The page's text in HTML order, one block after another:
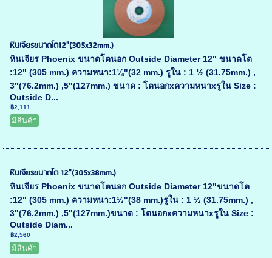
หินเจียรขนาดโต12"(305x32mm.)
หินเจียร Phoenix ขนาดโตนอก Outside Diameter 12" ขนาดโต
:12" (305 mm.) ความหนา:1¼"(32 mm.) รูใน : 1 ½ (31.75mm.) ,
3"(76.2mm.) ,5"(127mm.) ขนาด : โตนอกxความหนาxรูใน Size :
Outside D...
฿2,111
มีสินค้า
หินเจียรขนาดโต 12"(305x38mm.)
หินเจียร Phoenix ขนาดโตนอก Outside Diameter 12"ขนาดโต
:12" (305 mm.) ความหนา:1½"(38 mm.)รูใน : 1 ½ (31.75mm.) ,
3"(76.2mm.) ,5"(127mm.)ขนาด : โตนอกxความหนาxรูใน Size :
Outside Diam...
฿2,560
มีสินค้า